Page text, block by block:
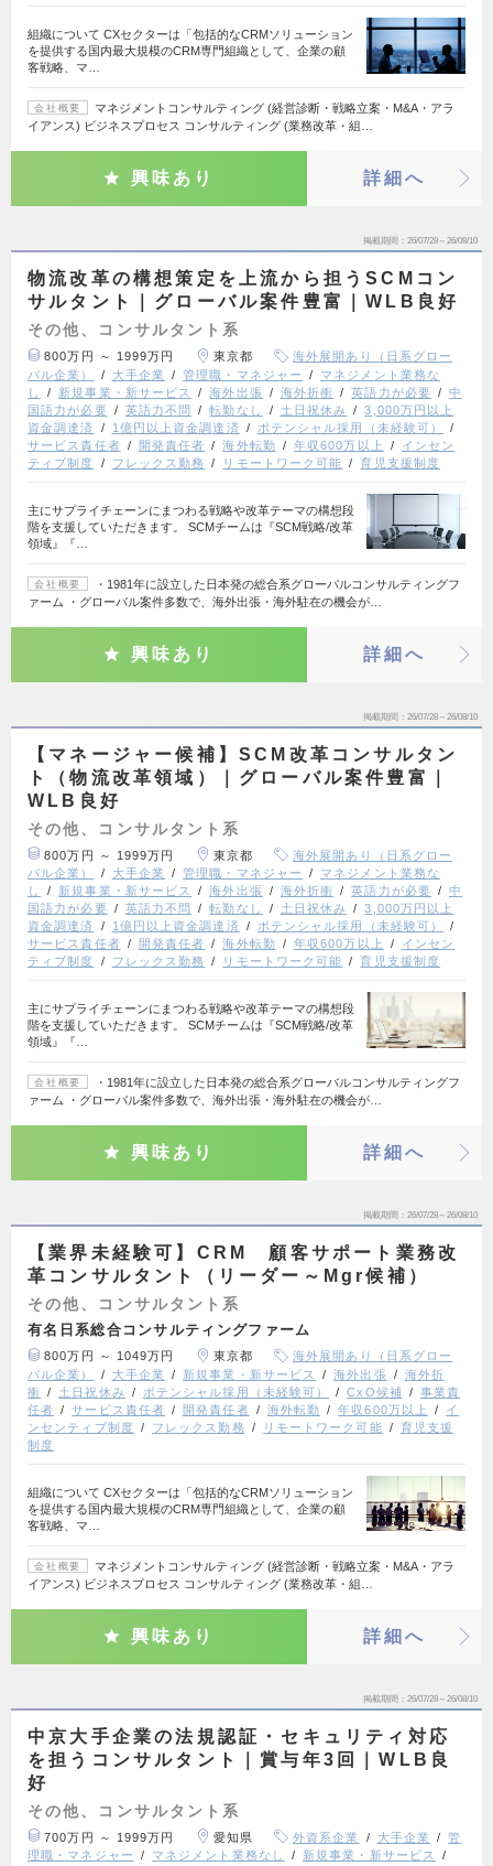
組織について CXセクターは「包括的なCRMソリューション
を提供する国内最大規模のCRM専門組織として、企業の顧
客戦略、マ…
会社概要
マネジメントコンサルティング (経営診断・戦略立案・M&A・アラ
イアンス) ビジネスプロセス コンサルティング (業務改革・組…
興味あり 詳細へ
掲載期間 26/07/28～26/08/10
物流改革の構想策定を上流から担うSCMコン
サルタント｜グローバル案件豊富｜WLB良好
その他、コンサルタント系
800万円 ～ 1999万円 東京都
海外展開あり（日系グロー
バル企業）
大手企業 管理職・マネジャー
マネジメント業務な
し
新規事業・新サービス 海外出張 海外折衝 英語力が必要
中
国語力が必要
英語力不問 転勤なし 土日祝休み
3,000万円以上
資金調達済
1億円以上資金調達済
ポテンシャル採用（未経験可）
サービス責任者
開発責任者 海外転勤 年収600万以上
インセン
ティブ制度
フレックス勤務 リモートワーク可能 育児支援制度
主にサプライチェーンにまつわる戦略や改革テーマの構想段
階を支援していただきます。 SCMチームは『SCM戦略/改革
領域』『…
会社概要
・1981年に設立した日本発の総合系グローバルコンサルティングフ
ァーム ・グローバル案件多数で、海外出張・海外駐在の機会が…
興味あり 詳細へ
掲載期間 26/07/28～26/08/10
【マネージャー候補】SCM改革コンサルタン
ト（物流改革領域）｜グローバル案件豊富｜
WLB良好
その他、コンサルタント系
800万円 ～ 1999万円 東京都
海外展開あり（日系グロー
バル企業）
大手企業 管理職・マネジャー
マネジメント業務な
し
新規事業・新サービス 海外出張 海外折衝 英語力が必要
中
国語力が必要
英語力不問 転勤なし 土日祝休み
3,000万円以上
資金調達済
1億円以上資金調達済
ポテンシャル採用（未経験可）
サービス責任者
開発責任者 海外転勤 年収600万以上
インセン
ティブ制度
フレックス勤務 リモートワーク可能 育児支援制度
主にサプライチェーンにまつわる戦略や改革テーマの構想段
階を支援していただきます。 SCMチームは『SCM戦略/改革
領域』『…
会社概要
・1981年に設立した日本発の総合系グローバルコンサルティングフ
ァーム ・グローバル案件多数で、海外出張・海外駐在の機会が…
興味あり 詳細へ
掲載期間 26/07/28～26/08/10
【業界未経験可】CRM 顧客サポート業務改
革コンサルタント（リーダー～Mgr候補）
その他、コンサルタント系
有名日系総合コンサルティングファーム
800万円 ～ 1049万円 東京都
海外展開あり（日系グロー
バル企業）
大手企業 新規事業・新サービス 海外出張
海外折
衝
土日祝休み ポテンシャル採用（未経験可） CxO候補
事業責
任者
サービス責任者 開発責任者 海外転勤 年収600万以上
イ
ンセンティブ制度
フレックス勤務 リモートワーク可能
育児支援
制度
組織について CXセクターは「包括的なCRMソリューション
を提供する国内最大規模のCRM専門組織として、企業の顧
客戦略、マ…
会社概要
マネジメントコンサルティング (経営診断・戦略立案・M&A・アラ
イアンス) ビジネスプロセス コンサルティング (業務改革・組…
興味あり 詳細へ
掲載期間 26/07/28～26/08/10
中京大手企業の法規認証・セキュリティ対応
を担うコンサルタント｜賞与年3回｜WLB良
好
その他、コンサルタント系
700万円 ～ 1999万円 愛知県 外資系企業 大手企業
管
理職・マネジャー
マネジメント業務なし 新規事業・新サービス